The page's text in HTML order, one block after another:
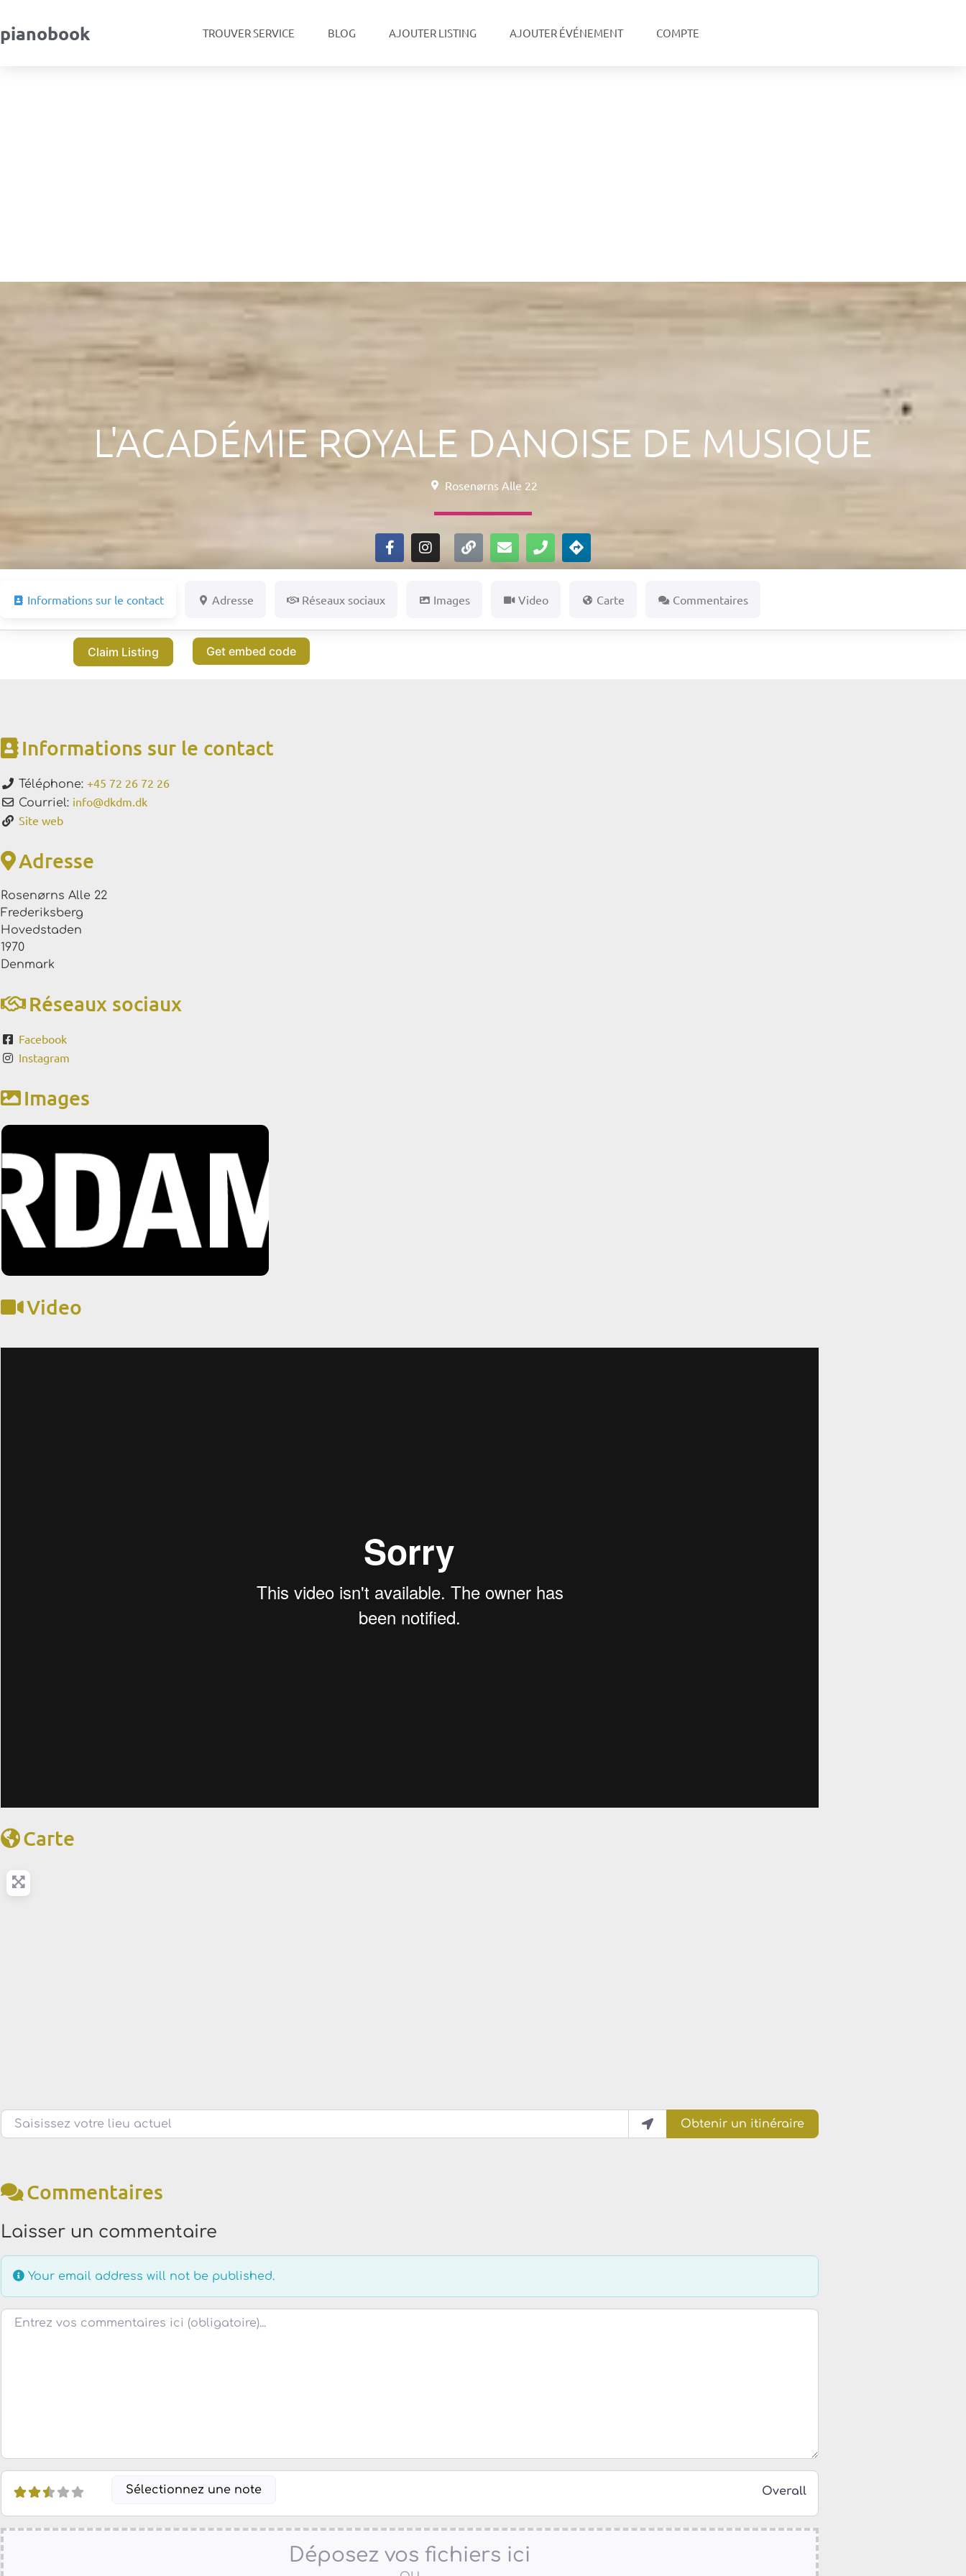
pianobook TROUVER SERVICE BLOG AJOUTER LISTING AJOUTER ÉVÉNEMENT COMPTE
L'ACADÉMIE ROYALE DANOISE DE MUSIQUE
Rosenørns Alle 22
Informations sur le contact Adresse Réseaux sociaux Images Video Carte Commentaires
Claim Listing Get embed code
Informations sur le contact
Téléphone: +45 72 26 72 26
Courriel: info@dkdm.dk
Site web
Adresse
Rosenørns Alle 22
Frederiksberg
Hovedstaden
1970
Denmark
Réseaux sociaux
Facebook
Instagram
Images
Video
Carte
Saisissez votre lieu actuel
Obtenir un itinéraire
Commentaires
Laisser un commentaire
Your email address will not be published.
Review text
Sélectionnez une note Overall
Déposez vos fichiers ici